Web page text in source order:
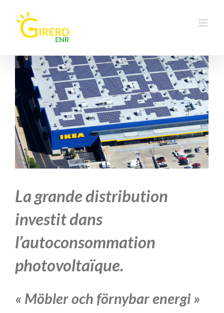
contenu
Voir
l'image
agrandie
La grande distribution
investit dans
l’autoconsommation
photovoltaïque.
« Möbler och förnybar energi »